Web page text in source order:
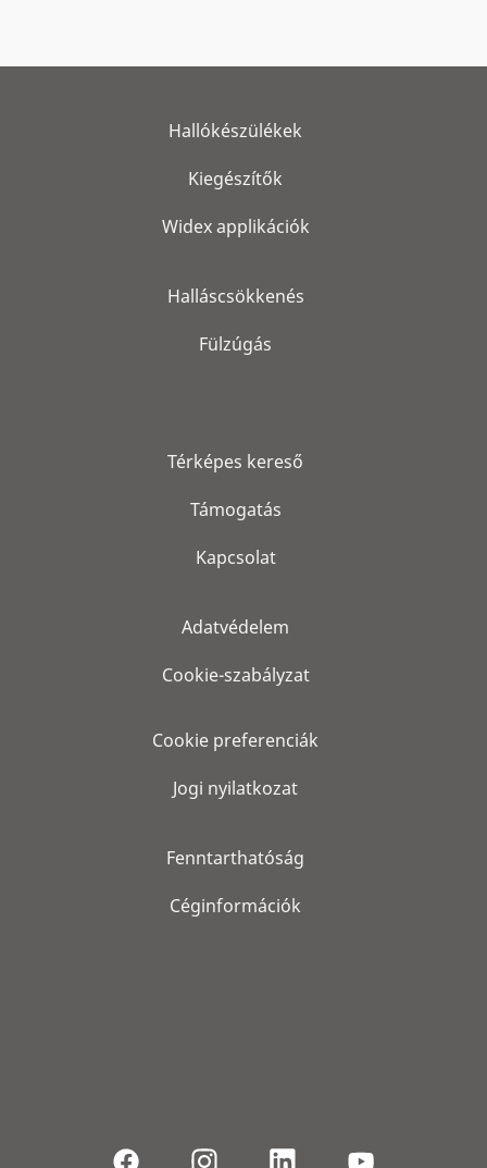
Hallókészülékek
Kiegészítők
Widex applikációk
Halláscsökkenés
Fülzúgás
Térképes kereső
Támogatás
Kapcsolat
Adatvédelem
Cookie-szabályzat
Cookie preferenciák
Jogi nyilatkozat
Fenntarthatóság
Céginformációk